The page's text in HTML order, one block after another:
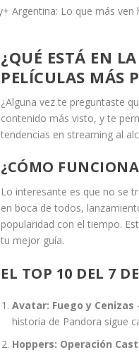
¿QUÉ ESTÁ EN
PELÍCULAS MÁS
¿Alguna vez te preguntaste
contenido más visto, y te
tendencias en streaming al
¿CÓMO
Lo interesante es que no se
en boca de todos,
popularidad con el tiempo.
tu mejor guía.
EL TOP 10 DEL 7
Avatar: Fuego y Cenizas
historia de Pandora sigue
Hoppers: Operación